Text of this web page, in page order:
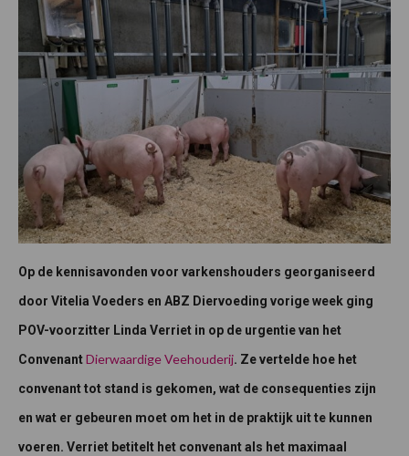
Op de kennisavonden voor varkenshouders georganiseerd
door Vitelia Voeders en ABZ Diervoeding vorige week ging
POV-voorzitter Linda Verriet in op de urgentie van het
ConvenantDierwaardige Veehouderij. Ze vertelde hoe het
convenant tot stand is gekomen, wat de consequenties zijn
en wat er gebeuren moet om het in de praktijk uit te kunnen
voeren. Verriet betitelt het convenant als het maximaal